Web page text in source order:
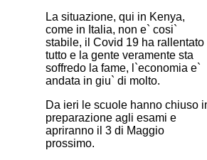
La situazione, qui in Kenya,
come in Italia, non e` cosi`
stabile, il Covid 19 ha rallentato
tutto e la gente veramente sta
soffredo la fame, l`economia e`
andata in giu` di molto.
Da ieri le scuole hanno chiuso
preparazione agli esami e
apriranno il 3 di Maggio
prossimo.